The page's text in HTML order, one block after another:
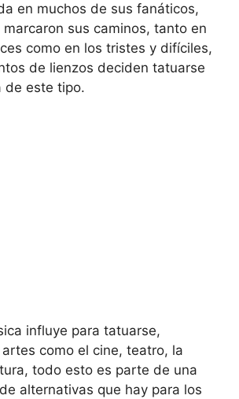
en muchos de sus fanáticos,
marcaron sus caminos, tanto en
como en los tristes y difíciles,
de lienzos deciden tatuarse
de este tipo.
influye para tatuarse,
como el cine, teatro, la
todo esto es parte de una
alternativas que hay para los